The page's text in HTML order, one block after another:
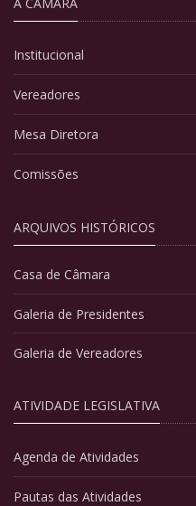
Institucional
Vereadores
Mesa Diretora
Comissões
ARQUIVOS HISTÓRICOS
Casa de Câmara
Galeria de Presidentes
Galeria de Vereadores
ATIVIDADE LEGISLATIVA
Agenda de Atividades
Pautas das Atividades